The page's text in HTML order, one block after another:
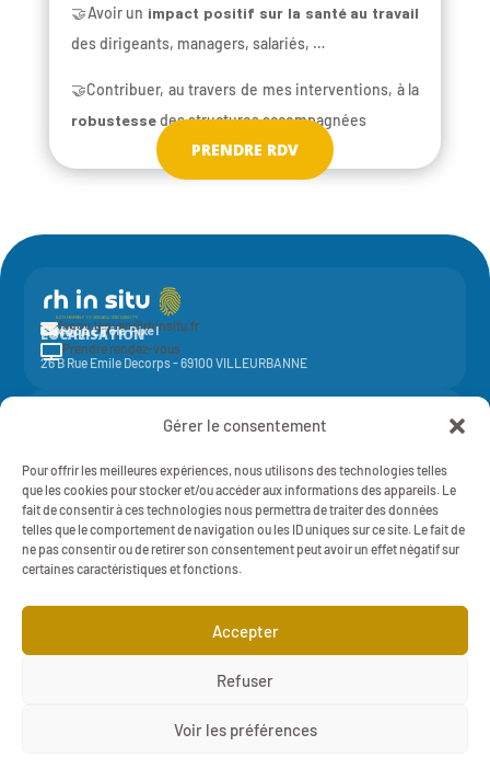
Gérer le consentement
Pour offrir les meilleures expériences, nous utilisons des technologies telles
que les cookies pour stocker et/ou accéder aux informations des appareils. Le
fait de consentir à ces technologies nous permettra de traiter des données
telles que le comportement de navigation ou les ID uniques sur ce site. Le fait de
ne pas consentir ou de retirer son consentement peut avoir un effet négatif sur
certaines caractéristiques et fonctions.
Accepter
Refuser
Voir les préférences
🤝Avoir un impact positif sur la santé au travail
des dirigeants, managers, salariés, …
🤝Contribuer, au travers de mes interventions, à la
robustessedes structures accompagnées
PRENDRE RDV
CONTACT
fanny.leguen@rhinsitu.fr
 Prendre rendez-vous
LOCALISATION
Elycoop - Pôle Pixel
26 B Rue Emile Decorps - 69100 VILLEURBANNE
SIREN 429 851 637 - NAF 7022Z - 429 851 637 RCS Lyon
Politique de Confidentialité
RH IN SITU - 2025 - TOUT DROITS RÉSERVÉS
et activer ce contenu

